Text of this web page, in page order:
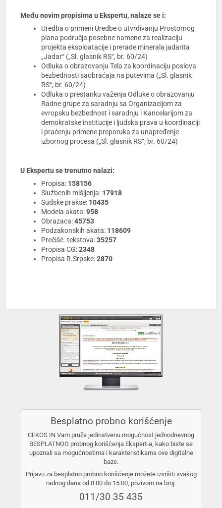
Među novim propisima u Ekspertu, nalaze se i:
Uredba o primeni Uredbe o utvrđivanju Prostornog
plana područja posebne namene za realizaciju
projekta eksploatacije i prerade minerala jadarita
„Jadar“ („Sl. glasnik RS“, br. 60/24)
Odluka o obrazovanju Tela za koordinaciju poslova
bezbednosti saobraćaja na putevima („Sl. glasnik
RS“, br. 60/24)
Odluka o prestanku važenja Odluke o obrazovanju
Radne grupe za saradnju sa Organizacijom za
evropsku bezbednost i saradnju i Kancelarijom za
demokratske institucije i ljudska prava u koordinaciji
i praćenju primene preporuka za unapređenje
izbornog procesa („Sl. glasnik RS“, br. 60/24)
U Ekspertu se trenutno nalazi:
Propisa: 158156
Službenih mišljenja: 17918
Sudske prakse: 10435
Modela akata:958
Obrazaca:45753
Podzakonskih akata: 118609
Prečišć. tekstova:35257
Propisa CG:2348
Propisa R.Srpske:2870
Besplatno probno korišćenje
CEKOS IN Vam pruža jedinstvenu mogućnost jednodnevnog
BESPLATNOG probnog korišćenja Ekspert-a, kako biste se
upoznali sa mogućnostima i karakteristikama ove digitalne
baze.
Prijavu za besplatno probno korišćenje možete izvršiti svakog
radnog dana od 8:00 do 15:00, pozivom na broj:
011/30 35 435